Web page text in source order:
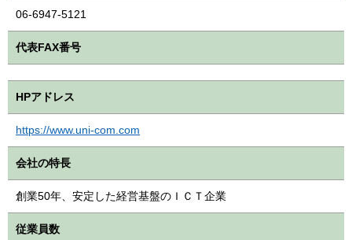
06-6947-5121
代表FAX番号
HPアドレス
https://www.uni-com.com
会社の特長
創業50年、安定した経営基盤のＩＣＴ企業
従業員数